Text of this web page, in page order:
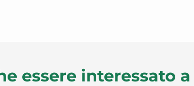
essere interessato